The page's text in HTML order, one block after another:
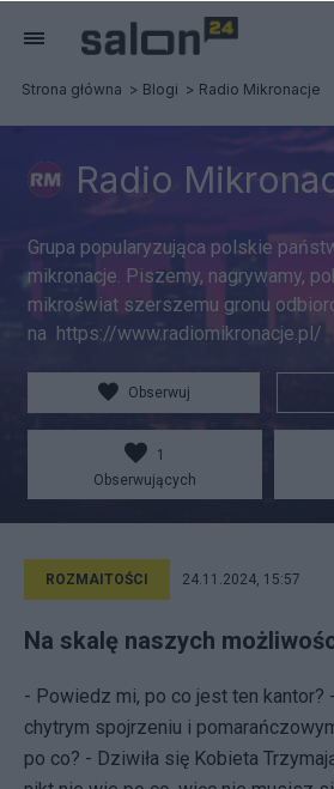
Strona główna Blogi Radio Mikronacje
Radio
Grupa popularyzująca polskie
mikronacje. Piszemy, nagrywamy,
mikroświat szerszemu gronu
na https://www.radiomikronacje.pl/
Obserwuj
1
Obserwujących
ROZMAITOŚCI 24.11.2024, 15:57
Na skalę naszych
- Powiedz mi, po co jest ten kantor?
chytrym spojrzeniu i
po co? - Dziwiła się Kobieta